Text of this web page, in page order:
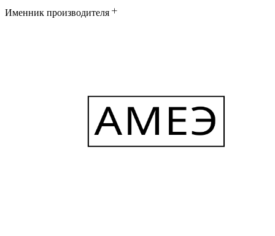
Именник производителя